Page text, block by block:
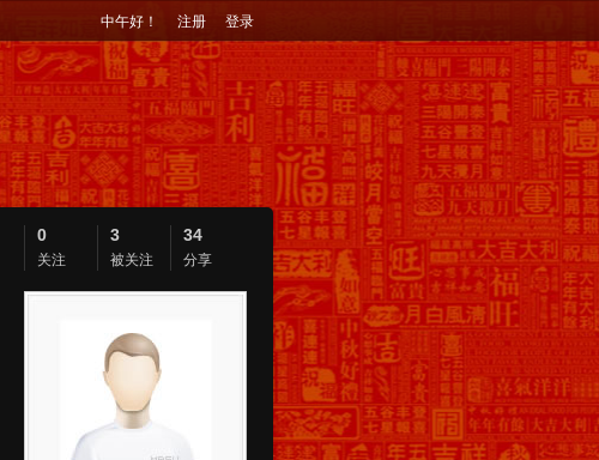
中午好！ 注册 登录
0
关注
3
被关注
34
分享